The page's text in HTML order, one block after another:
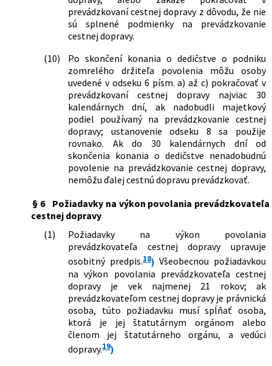
prevádzkovaní cestnej dopravy z dôvodu, že nie
sú splnené podmienky na prevádzkovanie
cestnej dopravy.
(10)
Po skončení konania o dedičstve o podniku
zomrelého držiteľa povolenia môžu osoby
uvedené v odseku 6 písm. a) až c) pokračovať v
prevádzkovaní cestnej dopravy najviac 30
kalendárnych dní, ak nadobudli majetkový
podiel používaný na prevádzkovanie cestnej
dopravy; ustanovenie odseku 8 sa použije
rovnako. Ak do 30 kalendárnych dní od
skončenia konania o dedičstve nenadobudnú
povolenie na prevádzkovanie cestnej dopravy,
nemôžu ďalej cestnú dopravu prevádzkovať.
§ 6
Požiadavky na výkon povolania prevádzkovateľa
cestnej dopravy
(1)
Požiadavky na výkon povolania
prevádzkovateľa cestnej dopravy upravuje
osobitný predpis.18) Všeobecnou požiadavkou
na výkon povolania prevádzkovateľa cestnej
dopravy je vek najmenej 21 rokov; ak
prevádzkovateľom cestnej dopravy je právnická
osoba, túto požiadavku musí spĺňať osoba,
ktorá je jej štatutárnym orgánom alebo
členom jej štatutárneho orgánu, a vedúci
dopravy.19)